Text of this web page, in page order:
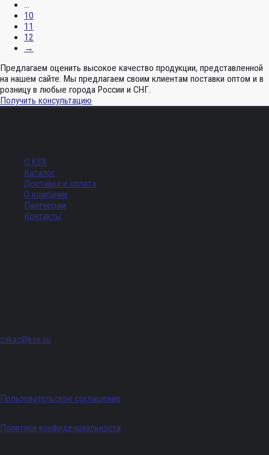
10
11
12
→
Предлагаем оценить высокое качество продукции, представленной
на нашем сайте. Мы предлагаем своим клиентам поставки оптом и в
розницу в любые города России и СНГ.
Получить консультацию
О KSX
Каталог
Доставка и оплата
О компании
Партнерам
Контакты
zakaz@ksx.su
Пользовательское соглашение
Политики конфиденциальности